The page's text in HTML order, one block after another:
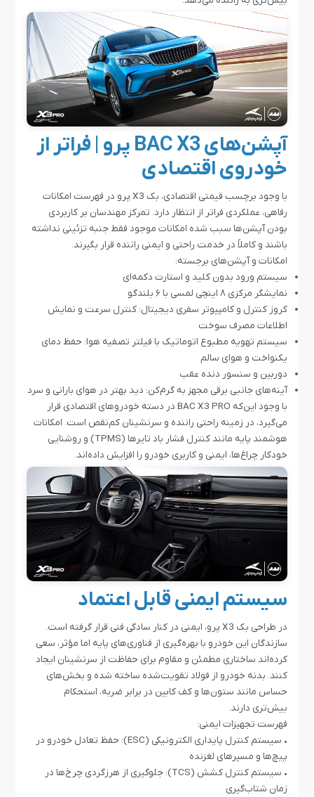
آپشن‌های BAC X3 پرو | فراتر از
خودروی اقتصادی
با وجود برچسب قیمتی اقتصادی، بک X3 پرو در فهرست امکانات
رفاهی، عملکردی فراتر از انتظار دارد. تمرکز مهندسان بر کاربردی
بودن آپشن‌ها سبب شده امکانات موجود فقط جنبه‌ تزئینی نداشته
باشند و کاملاً در خدمت راحتی و ایمنی راننده قرار بگیرند.
امکانات و آپشن‌های برجسته:
سیستم ورود بدون کلید و استارت دکمه‌ای
نمایشگر مرکزی ۸ اینچی لمسی با ۶ بلندگو
کروز کنترل و کامپیوتر سفری دیجیتال: کنترل سرعت و نمایش
اطلاعات مصرف سوخت
سیستم تهویه مطبوع اتوماتیک با فیلتر تصفیه هوا: حفظ دمای
یکنواخت و هوای سالم
دوربین و سنسور دنده عقب
آینه‌های جانبی برقی مجهز به گرم‌کن: دید بهتر در هوای بارانی و سرد
با وجود این‌که BAC X3 PRO در دسته‌ خودروهای اقتصادی قرار
می‌گیرد، در زمینه‌ راحتی راننده و سرنشینان کم‌نقص است. امکانات
هوشمند پایه مانند کنترل فشار باد تایرها (TPMS) و روشنایی
خودکار چراغ‌ها، ایمنی و کاربری خودرو را افزایش داده‌اند.
سیستم ایمنی قابل اعتماد
در طراحی بک X3 پرو، ایمنی در کنار سادگی فنی قرار گرفته است.
سازندگان این خودرو با بهره‌گیری از فناوری‌های پایه اما مؤثر، سعی
کرده‌اند ساختاری مطمئن و مقاوم برای حفاظت از سرنشینان ایجاد
کنند. بدنه‌ خودرو از فولاد تقویت‌شده ساخته شده و بخش‌های
حساس مانند ستون‌ها و کف کابین در برابر ضربه، استحکام
بیش‌تری دارند.
فهرست تجهیزات ایمنی:
•
سیستم کنترل پایداری الکترونیکی (ESC): حفظ تعادل خودرو در
پیچ‌ها و مسیرهای لغزنده
•
سیستم کنترل کشش (TCS): جلوگیری از هرزگردی چرخ‌ها در
زمان شتاب‌گیری